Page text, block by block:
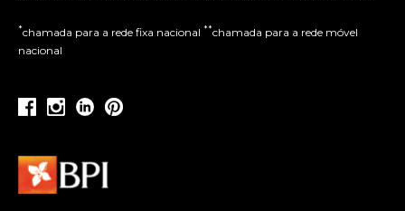
*chamada para a rede fixa nacional **chamada para a rede móvel
nacional